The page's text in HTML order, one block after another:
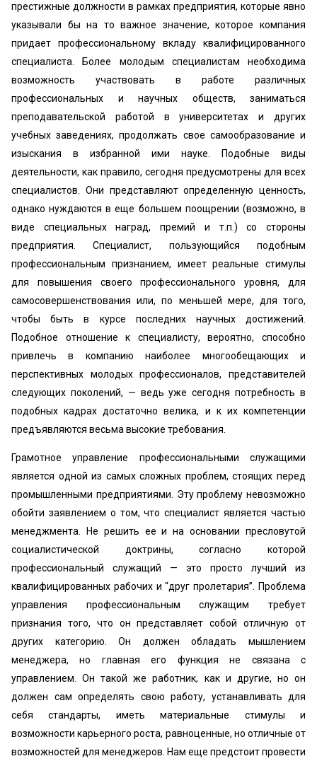
престижные должности в рамках предприятия, которые явно
указывали бы на то важное значение, которое компания
придает профессиональному вкладу квалифицированного
специалиста. Более молодым специалистам необходима
возможность участвовать в работе различных
профессиональных и научных обществ, заниматься
преподавательской работой в университетах и других
учебных заведениях, продолжать свое самообразование и
изыскания в избранной ими науке. Подобные виды
деятельности, как правило, сегодня предусмотрены для всех
специалистов. Они представляют определенную ценность,
однако нуждаются в еще большем поощрении (возможно, в
виде специальных наград, премий и т.п.) со стороны
предприятия. Специалист, пользующийся подобным
профессиональным признанием, имеет реальные стимулы
для повышения своего профессионального уровня, для
самосовершенствования или, по меньшей мере, для того,
чтобы быть в курсе последних научных достижений.
Подобное отношение к специалисту, вероятно, способно
привлечь в компанию наиболее многообещающих и
перспективных молодых профессионалов, представителей
следующих поколений, — ведь уже сегодня потребность в
подобных кадрах достаточно велика, и к их компетенции
предъявляются весьма высокие требования.
Грамотное управление профессиональными служащими
является одной из самых сложных проблем, стоящих перед
промышленными предприятиями. Эту проблему невозможно
обойти заявлением о том, что специалист является частью
менеджмента. Не решить ее и на основании пресловутой
социалистической доктрины, согласно которой
профессиональный служащий — это просто лучший из
квалифицированных рабочих и “друг пролетария”. Проблема
управления профессиональным служащим требует
признания того, что он представляет собой отличную от
других категорию. Он должен обладать мышлением
менеджера, но главная его функция не связана с
управлением. Он такой же работник, как и другие, но он
должен сам определять свою работу, устанавливать для
себя стандарты, иметь материальные стимулы и
возможности карьерного роста, равноценные, но отличные от
возможностей для менеджеров. Нам еще предстоит провести